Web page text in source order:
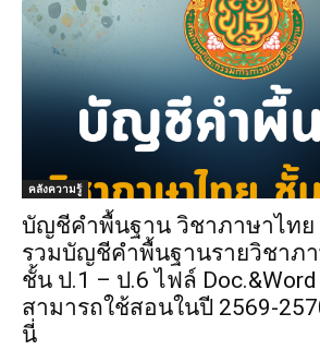
คลังความรู้
บัญชีคำพื้นฐาน วิชาภาษาไทย
รวมบัญชีคำพื้นฐานรายวิชาภ
ชั้น ป.1 – ป.6 ไฟล์
สามารถใช้สอนในปี 2569-
นี่